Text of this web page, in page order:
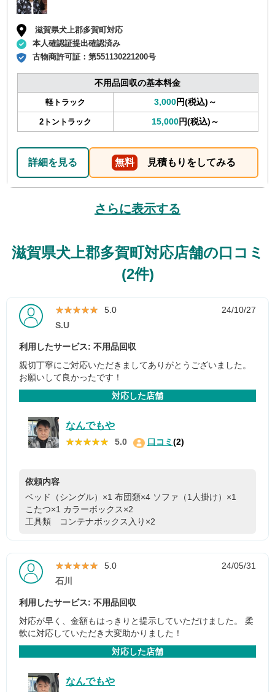
滋賀県犬上郡多賀町対応
本人確認証提出確認済み
古物商許可証：第551130221200号
不用品回収の基本料金
軽トラック 3,000円(税込)～
2トントラック 15,000円(税込)～
詳細を見る 無料 見積もりをしてみる
さらに表示する
滋賀県犬上郡多賀町対応店舗の口コミ
(2件)
★★★★★
★★★★★ 5.0
24/10/27
S.U
利用したサービス: 不用品回収
親切丁寧にご対応いただきましてありがとうございました。
お願いして良かったです！
対応した店舗
なんでもや
★★★★★
★★★★★ 5.0 口コミ(2)
依頼内容
ベッド（シングル）×1 布団類×4 ソファ（1人掛け）×1
こたつ×1 カラーボックス×2
工具類 コンテナボックス入り×2
★★★★★
★★★★★ 5.0
24/05/31
石川
利用したサービス: 不用品回収
対応が早く、金額もはっきりと提示していただけました。 柔
軟に対応していただき大変助かりました！
対応した店舗
なんでもや